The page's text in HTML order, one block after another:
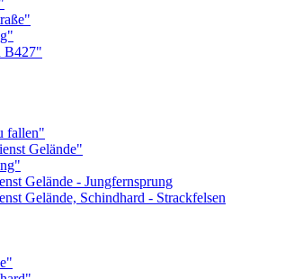
B427"
fallen"
Gelände"
Gelände - Jungfernsprung
Gelände, Schindhard - Strackfelsen